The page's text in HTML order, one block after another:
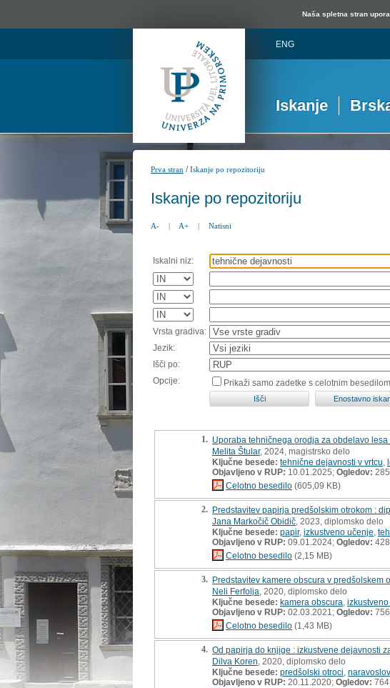
Naša spletna stran
ENG
Iskanje
Prva stran /Iskanje po repozitoriju
Iskanje po repozitoriju
A- | A+ | Natisni
Iskalni niz:
Vrsta gradiva:
Jezik:
Išči po:
Opcije:
Prikaži samo zadetke s celotnim besedilom
1. Uporaba tehničnega orodja za obdelavo
Melita Štular, 2024, magistrsko delo
Ključne besede: tehnične dejavnosti v vrtcu
Objavljeno v RUP: 10.01.2025; Ogledov:
Celotno besedilo (605,09 KB)
2. Predstavitev papirja predšolskim otrokom :
Jana Markočič Obidič , 2023, diplomsko delo
Ključne besede: papir, izkustveno učenje
Objavljeno v RUP: 09.01.2024; Ogledov:
Celotno besedilo (2,15 MB)
3. Predstavitev kamere obscura v predšolskem
Neli Ferfolja , 2020, diplomsko delo
Ključne besede: kamera obscura
Objavljeno v RUP: 02.03.2021; Ogledov:
Celotno besedilo (1,43 MB)
4. Od papirja do knjige : izkustvene dejavnosti
Dilva Koren , 2020, diplomsko delo
Ključne besede: predšolski otroci
Objavljeno v RUP: 20.11.2020; Ogledov: